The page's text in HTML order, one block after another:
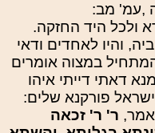
,עמ' מב:
ולכל היד החזקה.
והיו לאחדים ודאי
במצוה אומרים
דאתי דייתי איהו
פורקנא שלים:
ר' ר' זכאה